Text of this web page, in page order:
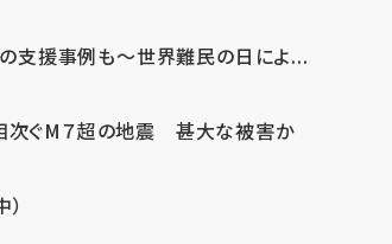
の支援事例も～世界難民の日によ...
次ぐM７超の地震 甚大な被害か